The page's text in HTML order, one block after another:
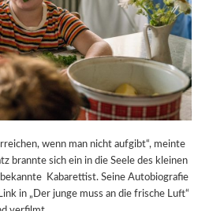
wenn man nicht aufgibt“, meinte
brannte sich ein in die Seele des kleinen
Kabarettist. Seine Autobiografie
in „Der junge muss an die frische Luft“